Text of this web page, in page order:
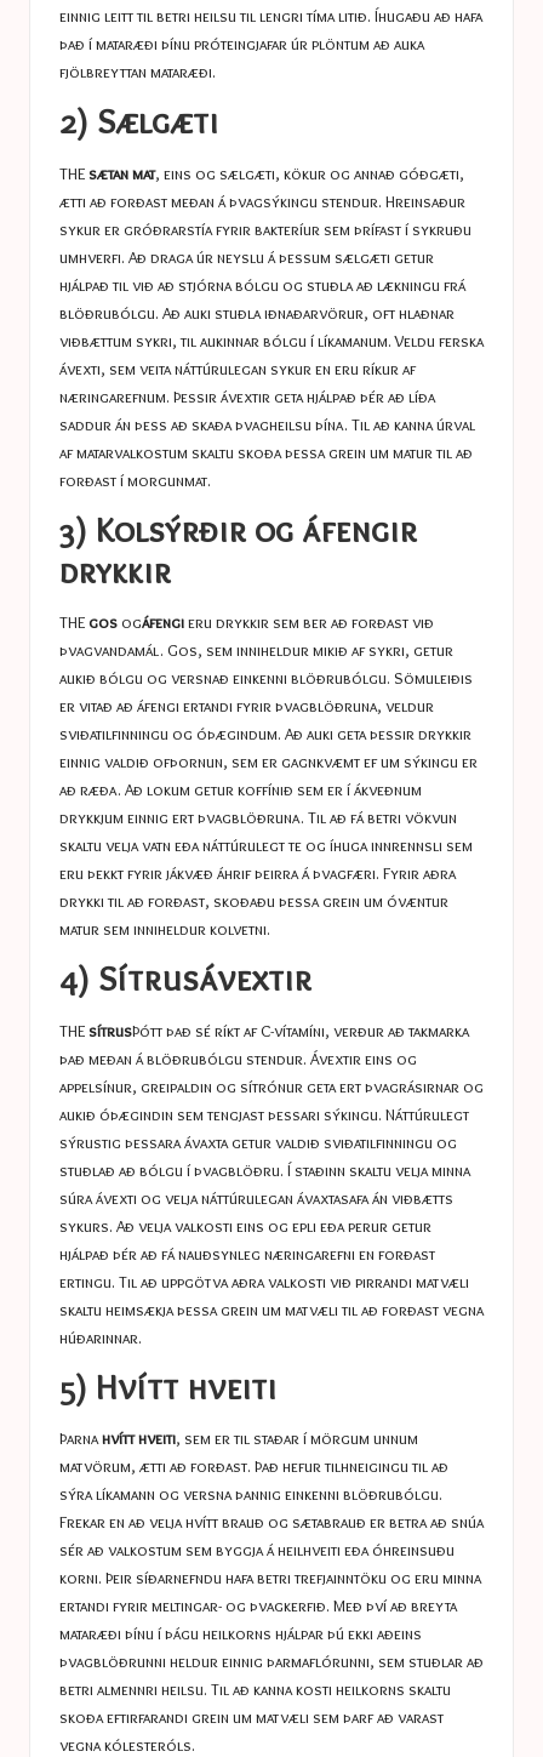
einnig leitt til betri heilsu til lengri tíma litið. Íhugaðu að hafa
það í mataræði þínu próteingjafar úr plöntum að auka
fjölbreyttan mataræði.
2) Sælgæti
THE sætan mat, eins og sælgæti, kökur og annað góðgæti,
ætti að forðast meðan á þvagsýkingu stendur. Hreinsaður
sykur er gróðrarstía fyrir bakteríur sem þrífast í sykruðu
umhverfi. Að draga úr neyslu á þessum sælgæti getur
hjálpað til við að stjórna bólgu og stuðla að lækningu frá
blöðrubólgu. Að auki stuðla iðnaðarvörur, oft hlaðnar
viðbættum sykri, til aukinnar bólgu í líkamanum. Veldu ferska
ávexti, sem veita náttúrulegan sykur en eru ríkur af
næringarefnum. Þessir ávextir geta hjálpað þér að líða
saddur án þess að skaða þvagheilsu þína. Til að kanna úrval
af matarvalkostum skaltu skoða þessa grein um matur til að
forðast í morgunmat.
3) Kolsýrðir og áfengir
drykkir
THE gos ogáfengieru drykkir sem ber að forðast við
þvagvandamál. Gos, sem inniheldur mikið af sykri, getur
aukið bólgu og versnað einkenni blöðrubólgu. Sömuleiðis
er vitað að áfengi ertandi fyrir þvagblöðruna, veldur
sviðatilfinningu og óþægindum. Að auki geta þessir drykkir
einnig valdið ofþornun, sem er gagnkvæmt ef um sýkingu er
að ræða. Að lokum getur koffínið sem er í ákveðnum
drykkjum einnig ert þvagblöðruna. Til að fá betri vökvun
skaltu velja vatn eða náttúrulegt te og íhuga innrennsli sem
eru þekkt fyrir jákvæð áhrif þeirra á þvagfæri. Fyrir aðra
drykki til að forðast, skoðaðu þessa grein um óvæntur
matur sem inniheldur kolvetni.
4) Sítrusávextir
THE sítrusÞótt það sé ríkt af C-vítamíni, verður að takmarka
það meðan á blöðrubólgu stendur. Ávextir eins og
appelsínur, greipaldin og sítrónur geta ert þvagrásirnar og
aukið óþægindin sem tengjast þessari sýkingu. Náttúrulegt
sýrustig þessara ávaxta getur valdið sviðatilfinningu og
stuðlað að bólgu í þvagblöðru. Í staðinn skaltu velja minna
súra ávexti og velja náttúrulegan ávaxtasafa án viðbætts
sykurs. Að velja valkosti eins og epli eða perur getur
hjálpað þér að fá nauðsynleg næringarefni en forðast
ertingu. Til að uppgötva aðra valkosti við pirrandi matvæli
skaltu heimsækja þessa grein um matvæli til að forðast vegna
húðarinnar.
5) Hvítt hveiti
Þarnahvítt hveiti, sem er til staðar í mörgum unnum
matvörum, ætti að forðast. Það hefur tilhneigingu til að
sýra líkamann og versna þannig einkenni blöðrubólgu.
Frekar en að velja hvítt brauð og sætabrauð er betra að snúa
sér að valkostum sem byggja á heilhveiti eða óhreinsuðu
korni. Þeir síðarnefndu hafa betri trefjainntöku og eru minna
ertandi fyrir meltingar- og þvagkerfið. Með því að breyta
mataræði þínu í þágu heilkorns hjálpar þú ekki aðeins
þvagblöðrunni heldur einnig þarmaflórunni, sem stuðlar að
betri almennri heilsu. Til að kanna kosti heilkorns skaltu
skoða eftirfarandi grein um matvæli sem þarf að varast
vegna kólesteróls.